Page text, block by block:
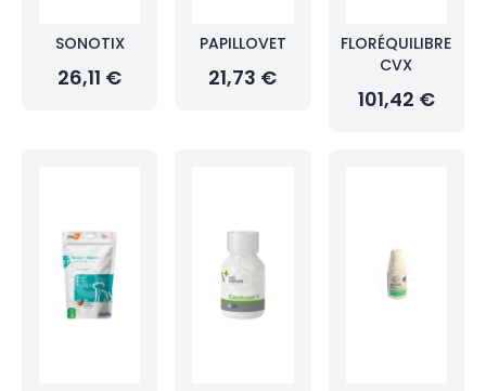
SONOTIX
26,11 €
PAPILLOVET
21,73 €
FLORÉQUILIBRE
CVX
101,42 €